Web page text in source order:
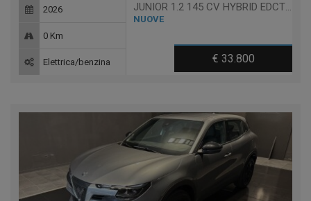
NUOVE
€ 33.800
2026
0 Km
Elettrica/benzina